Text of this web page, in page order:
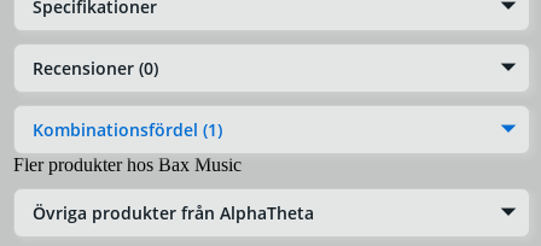
Specifikationer
Recensioner (0)
Kombinationsfördel (1)
Fler produkter hos Bax Music
Övriga produkter från AlphaTheta